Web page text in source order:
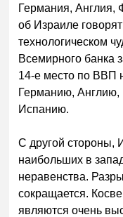
Германия, Англия,
об Израиле
технологическом
Всемирного банка
14-е место по ВВП
Германию, Англию,
Испанию.
С другой стороны,
наибольших в
неравенства.
сокращается.
являются очень